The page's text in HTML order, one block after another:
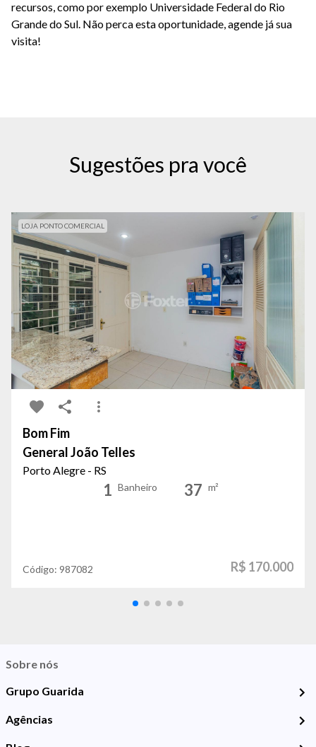
recursos, como por exemplo Universidade Federal do Rio
Grande do Sul. Não perca esta oportunidade, agende já sua
visita!
Sugestões pra você
LOJA PONTO COMERCIAL
Bom Fim
General João Telles
Porto Alegre - RS
1 Banheiro 37 m²
Código: 987082 R$ 170.000
Sobre nós
Grupo Guarida
Agências